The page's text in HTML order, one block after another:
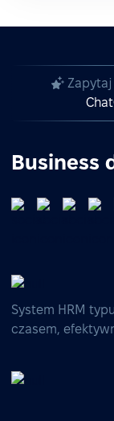
Zapytaj
Business
System HRM
czasem,